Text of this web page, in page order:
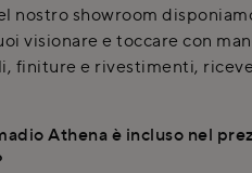
nostro showroom
visionare e toccare con
finiture e rivestimenti,
Athena è incluso nel